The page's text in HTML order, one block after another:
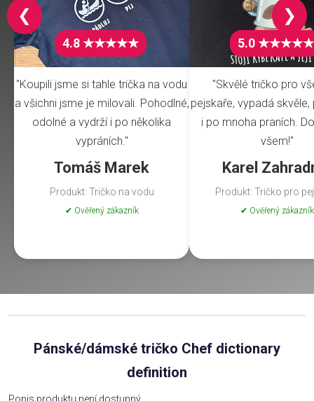
4.8 ★★★★★
"Koupili jsme si tahle trička na vodu
a všichni jsme je milovali. Pohodlné,
odolné a vydrží i po několika
vypráních."
Tomáš Marek
Produkt: Tričko na vodu
✔ Ověřený zákazník
5.0 ★★★★★
"Skvělé tričko pro
pejskaře, vypadá
i po mnoha praních.
všem!"
Karel
Produkt: Tričko pro
✔ Ověřený zákazník
❮ ❯
Pánské/dámské tričko Chef dictionary
definition